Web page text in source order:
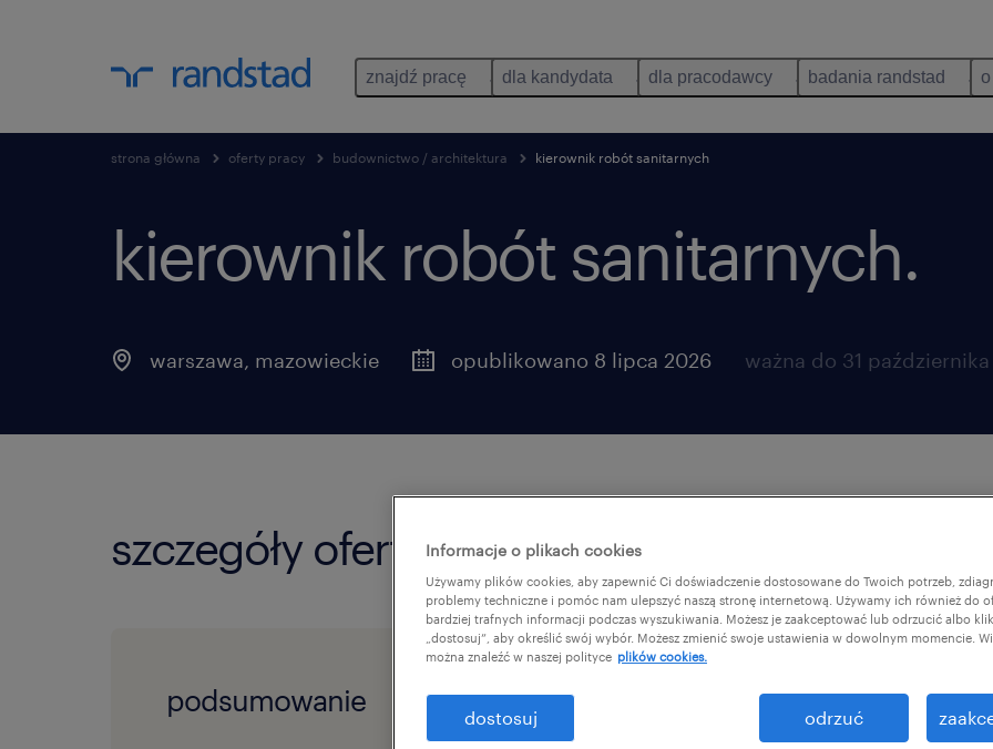
znajdź pracę dla kandydata dla pracodawcy badania randstad
strona główna oferty pracy budownictwo / architektura kierownik robót sanitarnych
kierownik robót sanitarnych.
warszawa, mazowieckie opublikowano 8 lipca 2026 ważna do 31
szczegóły oferty
podsumowanie
Dla naszego Klienta – stabilnej i
inżynieryjnej z siedzibą w
zmotywowanych kandydatów do
Informacje o plikach cookies
Używamy plików cookies, aby zapewnić Ci doświadczenie dostosowane do Twoich potrzeb,
problemy techniczne i pomóc nam ulepszyć naszą stronę internetową. Używamy ich również do
bardziej trafnych informacji podczas wyszukiwania. Możesz je zaakceptować lub odrzucić albo
„dostosuj”, aby określić swój wybór. Możesz zmienić swoje ustawienia w dowolnym momencie.
można znaleźć w naszej polityce plików cookies.
dostosuj odrzuć